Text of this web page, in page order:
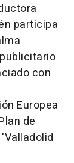
participa
con
Europea
de